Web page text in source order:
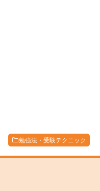
勉強法・受験テクニック